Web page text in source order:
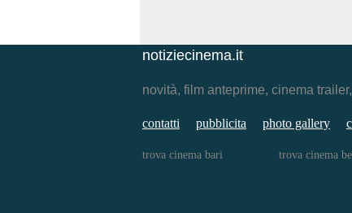
notiziecinema.it
novità, film anteprime, cinema
contatti pubblicita photo gallery
trova cinema bari trova cinema